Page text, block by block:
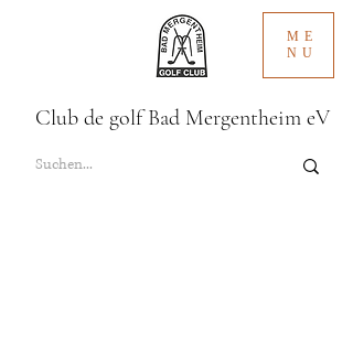
ME
NU
Club de golf Bad Mergentheim eV